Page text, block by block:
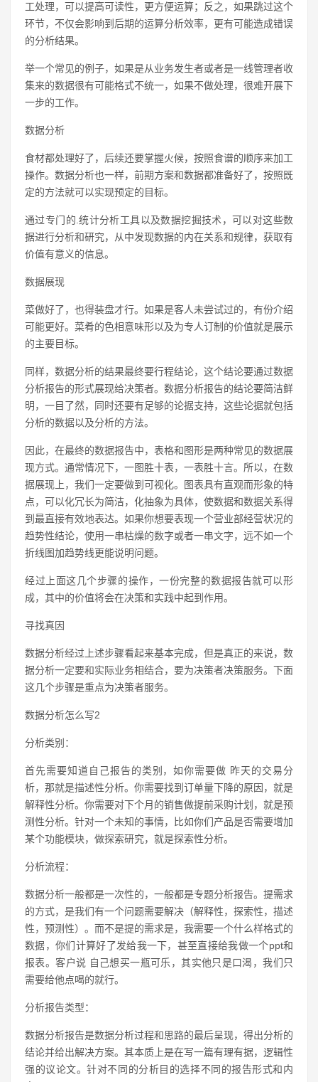
工处理，可以提高可读性，更方便运算；反之，如果跳过这个
环节，不仅会影响到后期的运算分析效率，更有可能造成错误
的分析结果。
举一个常见的例子，如果是从业务发生者或者是一线管理者收
集来的数据很有可能格式不统一，如果不做处理，很难开展下
一步的工作。
数据分析
食材都处理好了，后续还要掌握火候，按照食谱的顺序来加工
操作。数据分析也一样，前期方案和数据都准备好了，按照既
定的方法就可以实现预定的目标。
通过专门的.统计分析工具以及数据挖掘技术，可以对这些数
据进行分析和研究，从中发现数据的内在关系和规律，获取有
价值有意义的信息。
数据展现
菜做好了，也得装盘才行。如果是客人未尝试过的，有份介绍
可能更好。菜肴的色相意味形以及为专人订制的价值就是展示
的主要目标。
同样，数据分析的结果最终要行程结论，这个结论要通过数据
分析报告的形式展现给决策者。数据分析报告的结论要简洁鲜
明，一目了然，同时还要有足够的论据支持，这些论据就包括
分析的数据以及分析的方法。
因此，在最终的数据报告中，表格和图形是两种常见的数据展
现方式。通常情况下，一图胜十表，一表胜十言。所以，在数
据展现上，我们一定要做到可视化。图表具有直观而形象的特
点，可以化冗长为简洁，化抽象为具体，使数据和数据关系得
到最直接有效地表达。如果你想要表现一个营业部经营状况的
趋势性结论，使用一串枯燥的数字或者一串文字，远不如一个
折线图加趋势线更能说明问题。
经过上面这几个步骤的操作，一份完整的数据报告就可以形
成，其中的价值将会在决策和实践中起到作用。
寻找真因
数据分析经过上述步骤看起来基本完成，但是真正的来说，数
据分析一定要和实际业务相结合，要为决策者决策服务。下面
这几个步骤是重点为决策者服务。
数据分析怎么写2
分析类别：
首先需要知道自己报告的类别，如你需要做 昨天的交易分
析，那就是描述性分析。你需要找到订单量下降的原因，就是
解释性分析。你需要对下个月的销售做提前采购计划，就是预
测性分析。针对一个未知的事情，比如你们产品是否需要增加
某个功能模块，做探索研究，就是探索性分析。
分析流程：
数据分析一般都是一次性的，一般都是专题分析报告。提需求
的方式，是我们有一个问题需要解决（解释性，探索性，描述
性，预测性）。而不是提的需求是，我需要一个什么样格式的
数据，你们计算好了发给我一下，甚至直接给我做一个ppt和
报表。客户说 自己想买一瓶可乐，其实他只是口渴，我们只
需要给他点喝的就行。
分析报告类型：
数据分析报告是数据分析过程和思路的最后呈现，得出分析的
结论并给出解决方案。其本质上是在写一篇有理有据，逻辑性
强的议论文。针对不同的分析目的选择不同的报告形式和内